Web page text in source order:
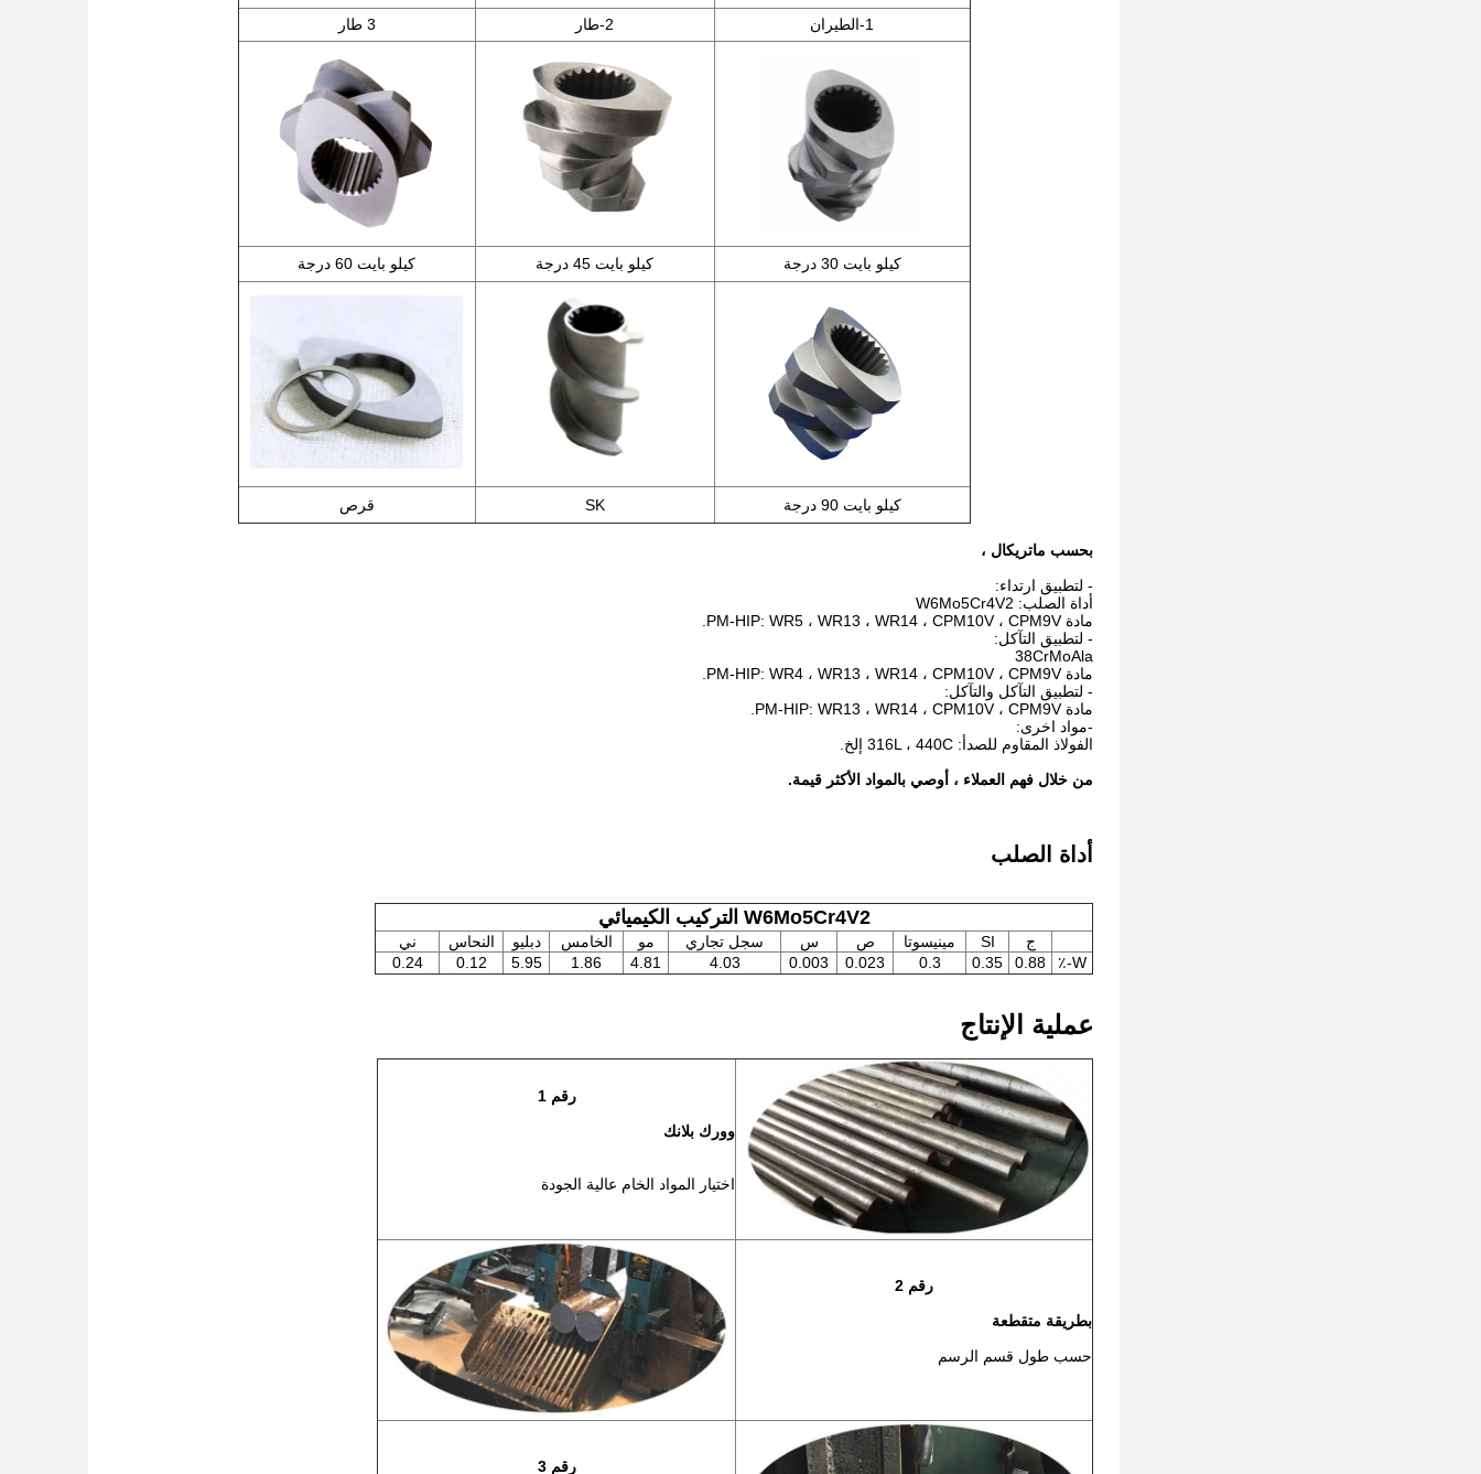
1-الطيران 2-طار 3 طار
كيلو بايت 30 درجة كيلو بايت 45 درجة كيلو بايت 60 درجة
كيلو بايت 90 درجة SK قرص
بحسب ماتريكال ،
- لتطبيق ارتداء:
أداة الصلب: W6Mo5Cr4V2
مادة PM-HIP: WR5 ، WR13 ، WR14 ، CPM10V ، CPM9V.
- لتطبيق التآكل:
38CrMoAla
مادة PM-HIP: WR4 ، WR13 ، WR14 ، CPM10V ، CPM9V.
- لتطبيق التآكل والتآكل:
مادة PM-HIP: WR13 ، WR14 ، CPM10V ، CPM9V.
-مواد اخرى:
الفولاذ المقاوم للصدأ: 316L ، 440C إلخ.
من خلال فهم العملاء ، أوصي بالمواد الأكثر قيمة.
أداة الصلب
W6Mo5Cr4V2 التركيب الكيميائي
ج SI مينيسوتا ص س سجل تجاري مو الخامس دبليو النحاس
ني
W-٪
0.88
0.35
0.3
0.023
0.003
4.03
4.81
1.86
5.95
0.12
0.24
عملية الإنتاج
رقم 1
وورك بلانك
اختيار المواد الخام عالية الجودة
رقم 2
بطريقة متقطعة
حسب طول قسم الرسم
رقم 3